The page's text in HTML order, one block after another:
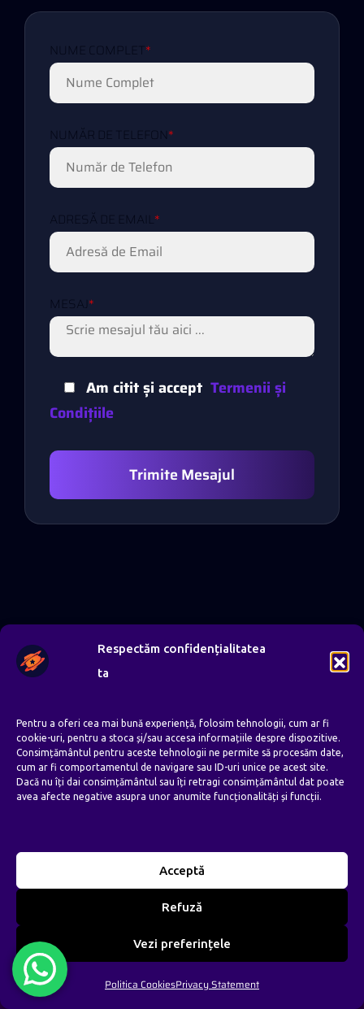
Respectăm confidențialitatea
ta
Pentru a oferi cea mai bună experiență, folosim tehnologii, cum ar fi
cookie-uri, pentru a stoca și/sau accesa informațiile despre dispozitive.
Consimțământul pentru aceste tehnologii ne permite să procesăm date,
cum ar fi comportamentul de navigare sau ID-uri unice pe acest site.
Dacă nu îți dai consimțământul sau îți retragi consimțământul dat poate
avea afecte negative asupra unor anumite funcționalități și funcții.
Acceptă
Refuză
Vezi preferințele
Politica CookiesPrivacy Statement
NUME COMPLET *
NUMĂR DE TELEFON*
ADRESĂ DE EMAIL *
MESAJ *
Am citit și accept Termenii și
Condițiile
Trimite Mesajul
Te ajutam sa fii vizibil online cu solutii
moderne de design si creare de site-uri,